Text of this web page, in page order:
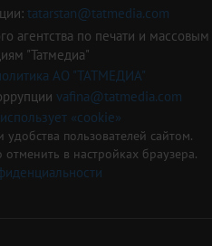
tatarstan@tatmedia.com
агентства по печати и массовым
"Татмедиа"
АО "ТАТМЕДИА"
vafina@tatmedia.com
«cookie»
пользователей сайтом.
в настройках браузера.